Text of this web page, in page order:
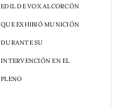
EDIL DE VOX ALCORCÓN
QUE EXHIBIÓ MUNICIÓN
DURANTE SU
INTERVENCIÓN EN EL
PLENO